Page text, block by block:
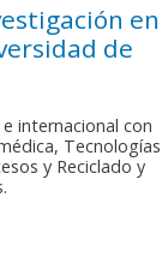
en
de
internacional con
Tecnologías
y Reciclado y